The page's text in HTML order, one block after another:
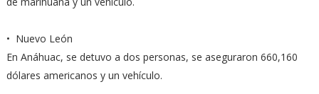
• Nuevo León
En Anáhuac, se detuvo a dos personas, se aseguraron 660,160
dólares americanos y un vehículo.